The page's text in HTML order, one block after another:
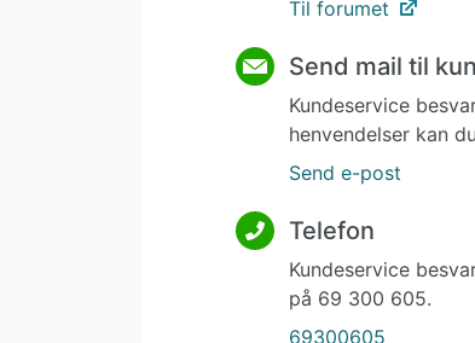
Til forumet
Send mail til
Kundeservice
henvendelser kan
Send e-post
Telefon
Kundeservice
på 69 300 605.
69300605